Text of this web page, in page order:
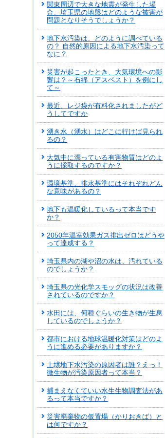
関東周辺で大きな地震が発生した場
合、埼玉県の地盤はどのような被害が
問題となりそうでしょうか？
地下水汚染は、どのように調べている
の？ 自然的原因による地下水汚染って
なに？
災害が起こったとき、大気環境への影
響は？～石綿（アスベスト）を例にし
て～
最近、レジ袋が有料化されましたがど
うしてですか
湧き水（湧水）はどこに行けば見られ
るの？
大気中に漂っている有害物質はどのよ
うに採取するのですか？
環境基準、排水基準にはそれぞれどん
な意味があるの？
地下も温暖化しているって本当です
か？
2050年温室効果ガス排出ゼロはどうや
って達成する？
埼玉県内の湖や沼の水は、汚れている
のでしょうか？
埼玉県の光化学スモッグの状況は改善
されているのですか？
水田には、何種ぐらいの生き物が生息
しているのでしょうか？
都市における地球温暖化対策はどのよ
うに進める必要がありますか？
土壌地下水汚染の原因者は誰？えっ！
微生物が汚染原因者って本当？
捕まえなくていい水生生物調査法があ
るって本当ですか？
災害廃棄物の仮置場（かりおきば）と
は何ですか？